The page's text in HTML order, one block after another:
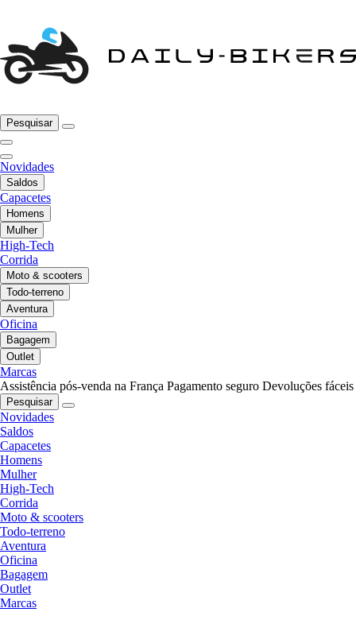
Pesquisar
Novidades
Saldos
Capacetes
Homens
Mulher
High-Tech
Corrida
Moto & scooters
Todo-terreno
Aventura
Oficina
Bagagem
Outlet
Marcas
Assistência pós-venda na França Pagamento seguro Devoluções fáceis
Pesquisar
Novidades
Saldos
Capacetes
Homens
Mulher
High-Tech
Corrida
Moto & scooters
Todo-terreno
Aventura
Oficina
Bagagem
Outlet
Marcas